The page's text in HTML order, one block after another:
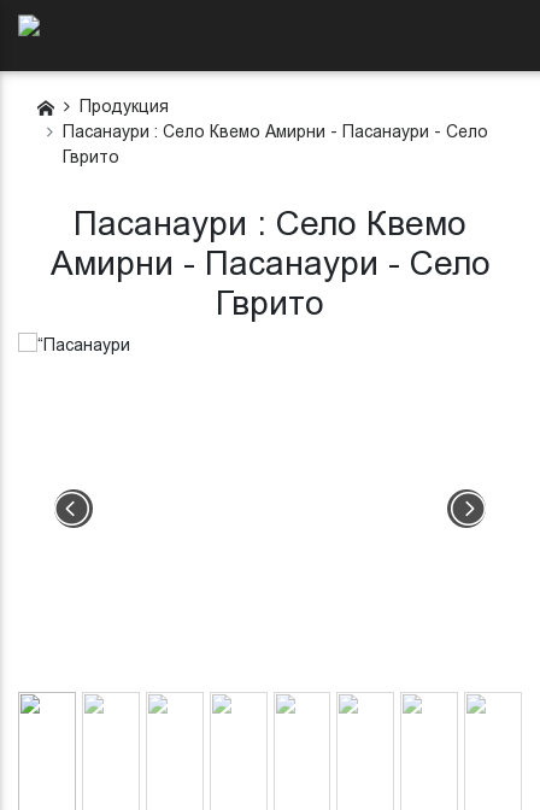
Продукция
Пасанаури : Село Квемо Амирни - Пасанаури - Село
Гврито
Пасанаури : Село Квемо
Амирни - Пасанаури - Село
Гврито